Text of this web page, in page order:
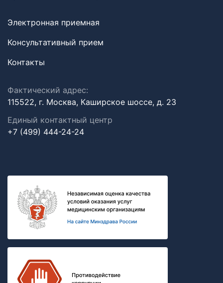
Электронная приемная
Консультативный прием
Контакты
Фактический адрес:
115522, г. Москва, Каширское шоссе, д. 23
Единый контактный центр
+7 (499) 444-24-24